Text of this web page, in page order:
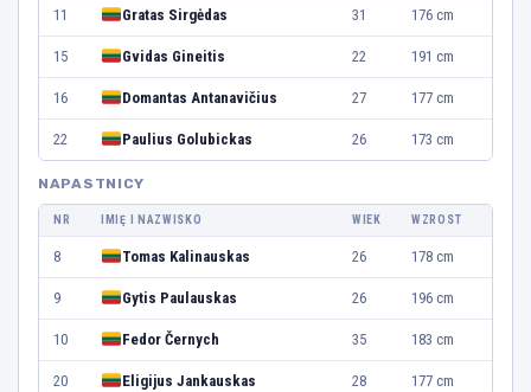
11 Gratas Sirgėdas 31 176 cm
15 Gvidas Gineitis 22 191 cm
16 Domantas Antanavičius 27 177 cm
22 Paulius Golubickas 26 173 cm
NAPASTNICY
NR IMIĘ I NAZWISKO WIEK WZROST
8 Tomas Kalinauskas 26 178 cm
9 Gytis Paulauskas 26 196 cm
10 Fedor Černych 35 183 cm
20 Eligijus Jankauskas 28 177 cm